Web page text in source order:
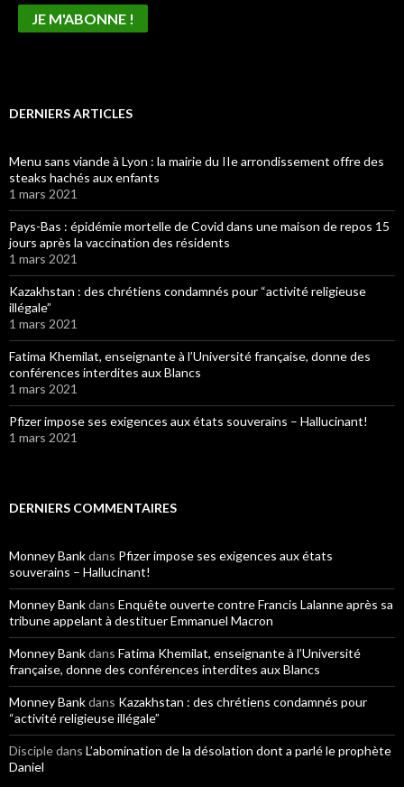
DERNIERS ARTICLES
Menu sans viande à Lyon : la mairie du IIe arrondissement offre des
steaks hachés aux enfants
1 mars 2021
Pays-Bas : épidémie mortelle de Covid dans une maison de repos 15
jours après la vaccination des résidents
1 mars 2021
Kazakhstan : des chrétiens condamnés pour “activité religieuse
illégale”
1 mars 2021
Fatima Khemilat, enseignante à l’Université française, donne des
conférences interdites aux Blancs
1 mars 2021
Pfizer impose ses exigences aux états souverains – Hallucinant!
1 mars 2021
DERNIERS COMMENTAIRES
Monney Bankdans Pfizer impose ses exigences aux états
souverains – Hallucinant!
Monney Bankdans Enquête ouverte contre Francis Lalanne après sa
tribune appelant à destituer Emmanuel Macron
Monney Bankdans Fatima Khemilat, enseignante à l’Université
française, donne des conférences interdites aux Blancs
Monney Bankdans Kazakhstan : des chrétiens condamnés pour
“activité religieuse illégale”
Discipledans L’abomination de la désolation dont a parlé le prophète
Daniel